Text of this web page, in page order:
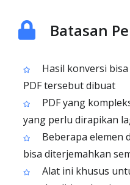
Batasan
Hasil konversi
PDF tersebut dibuat
PDF yang
yang perlu dirapikan
Beberapa elemen
bisa diterjemahkan
Alat ini khusus